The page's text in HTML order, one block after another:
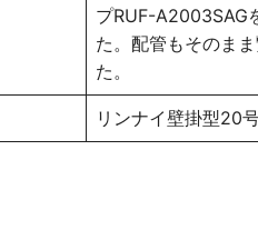
プRUF-A2003SAG
た。配管もそのま
た。
リンナイ壁掛型20